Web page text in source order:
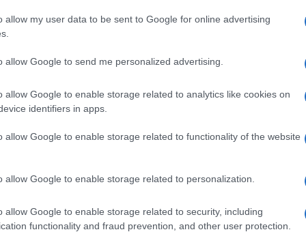
allow my user data to be sent to Google for online advertising
allow Google to send me personalized advertising.
allow Google to enable storage related to analytics like cookies on
identifiers in apps.
allow Google to enable storage related to functionality of the website
allow Google to enable storage related to personalization.
allow Google to enable storage related to security, including
functionality and fraud prevention, and other user protection.
niet zomaar een gebeurtenis. Het is dé kans voor
opnieuw toegankelijk te maken. Hier zijn een paar
missen:
is er meer gelegenheid om je zaken te regelen.
om drukte te vermijden.
op de verzoeken van het publiek. Het doel? De
de overheid en de burgers vergemakkelijken.